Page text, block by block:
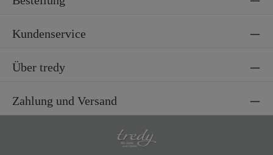
Kundenservice
Über tredy
Zahlung und Versand